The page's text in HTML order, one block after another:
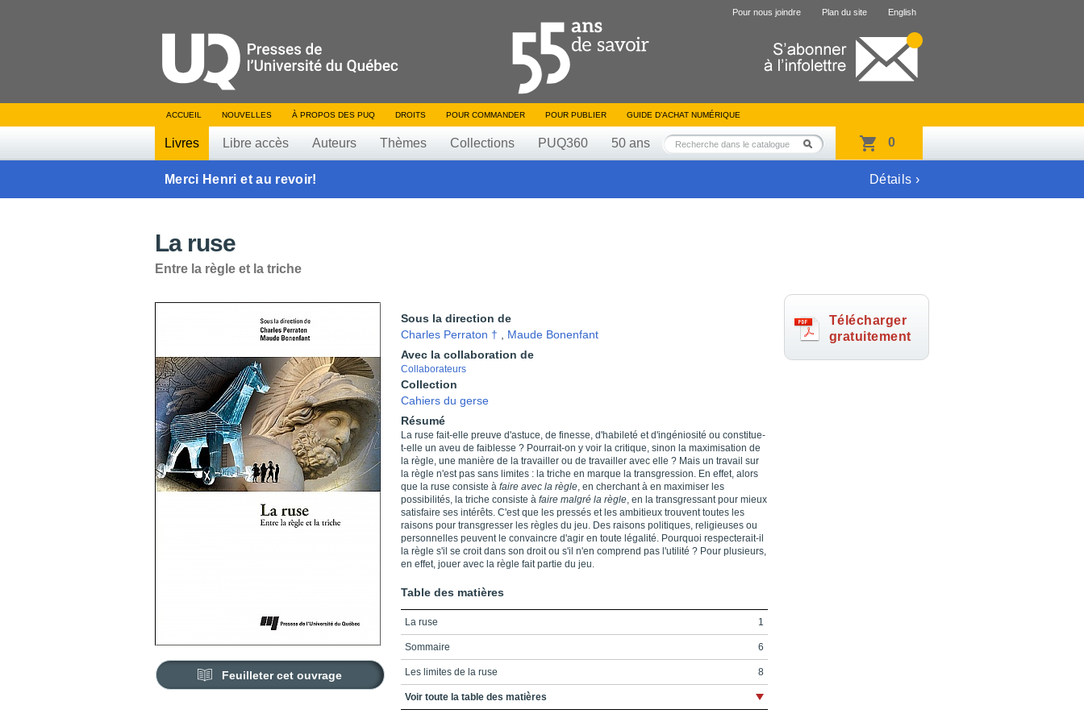
Pour nous joindre Plan du site English
ACCUEIL NOUVELLES À PROPOS DES PUQ DROITS POUR COMMANDER POUR PUBLIER GUIDE D’ACHAT NUMÉRIQUE
Livres Libre accès Auteurs Thèmes Collections PUQ360 50 ans 0
Merci Henri et au revoir! Détails ›
La ruse
Entre la règle et la triche
Feuilleter cet ouvrage
Sous la direction de
Charles Perraton †
Maude Bonenfant
Avec la collaboration de
Collaborateurs
Collection
Cahiers du gerse
Résumé
La ruse fait-elle preuve d'astuce, de finesse, d'habileté et d'ingéniosité ou constitue-
t-elle un aveu de faiblesse ? Pourrait-on y voir la critique, sinon la maximisation de
la règle, une manière de la travailler ou de travailler avec elle ? Mais un travail sur
la règle n'est pas sans limites : la triche en marque la transgression. En effet, alors
que la ruse consiste à faire avec la règle, en cherchant à en maximiser les
possibilités, la triche consiste à faire malgré la règle, en la transgressant pour mieux
satisfaire ses intérêts. C'est que les pressés et les ambitieux trouvent toutes les
raisons pour transgresser les règles du jeu. Des raisons politiques, religieuses ou
personnelles peuvent le convaincre d'agir en toute légalité. Pourquoi respecterait-il
la règle s'il se croit dans son droit ou s'il n'en comprend pas l'utilité ? Pour plusieurs,
en effet, jouer avec la règle fait partie du jeu.
Table des matières
La ruse 1
Sommaire 6
Les limites de la ruse 8
La rencontre d'Ulysse et des sirènes 14
Voir toute la table des matières
Télécharger
gratuitement